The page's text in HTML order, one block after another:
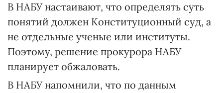
В НАБУ настаивают, что определять суть
понятий должен Конституционный суд, а
не отдельные ученые или институты.
Поэтому, решение прокурора НАБУ
планирует обжаловать.
В НАБУ напомнили, что по данным